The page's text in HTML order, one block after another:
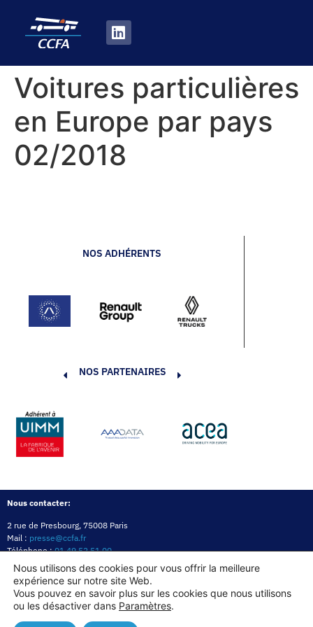
Voitures particulières
en Europe par pays
02/2018
NOS ADHÉRENTS
NOS PARTENAIRES
Nous contacter:
2 rue de Presbourg, 75008 Paris
Mail : presse@ccfa.fr
Téléphone :01 49 52 51 00
Réseau :
LinkedIn
Politique de confidentialitéMentions légalesPolitique des cookies
Nous utilisons des cookies pour vous offrir la meilleure
expérience sur notre site Web.
Vous pouvez en savoir plus sur les cookies que nous utilisons
ou les désactiver dans Paramètres.